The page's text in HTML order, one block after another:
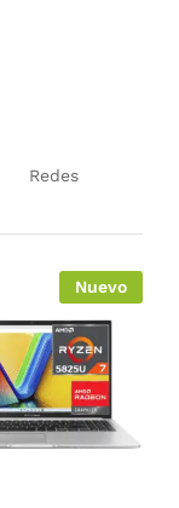
Redes
Nuevo